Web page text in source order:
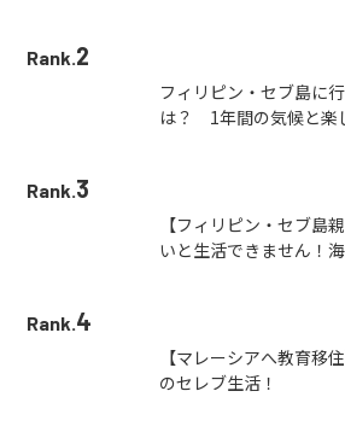
Rank.2
フィリピン・セブ島に
は？ 1年間の気候と楽
Rank.3
【フィリピン・セブ
いと生活できません！
Rank.4
【マレーシアへ教育移
のセレブ生活！